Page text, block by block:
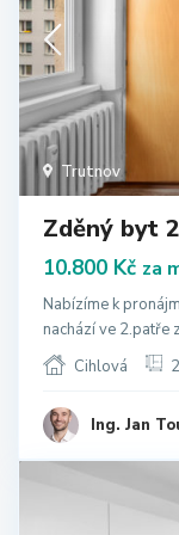
Trutnov
Zděný byt
10.800 Kč za
Nabízíme k
nachází ve 2.patře
Cihlová
Ing. Jan